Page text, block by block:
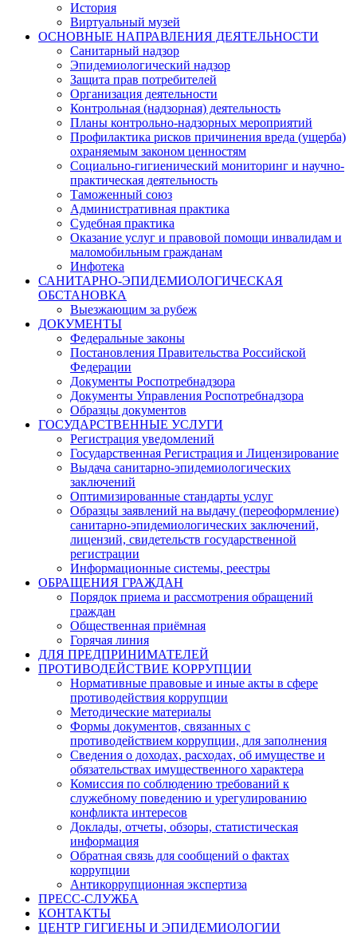
История
Виртуальный музей
ОСНОВНЫЕ НАПРАВЛЕНИЯ ДЕЯТЕЛЬНОСТИ
Санитарный надзор
Эпидемиологический надзор
Защита прав потребителей
Организация деятельности
Контрольная (надзорная) деятельность
Планы контрольно-надзорных мероприятий
Профилактика рисков причинения вреда (ущерба)
охраняемым законом ценностям
Социально-гигиенический мониторинг и научно-
практическая деятельность
Таможенный союз
Административная практика
Судебная практика
Оказание услуг и правовой помощи инвалидам и
маломобильным гражданам
Инфотека
САНИТАРНО-ЭПИДЕМИОЛОГИЧЕСКАЯ
ОБСТАНОВКА
Выезжающим за рубеж
ДОКУМЕНТЫ
Федеральные законы
Постановления Правительства Российской
Федерации
Документы Роспотребнадзора
Документы Управления Роспотребнадзора
Образцы документов
ГОСУДАРСТВЕННЫЕ УСЛУГИ
Регистрация уведомлений
Государственная Регистрация и Лицензирование
Выдача санитарно-эпидемиологических
заключений
Оптимизированные стандарты услуг
Образцы заявлений на выдачу (переоформление)
санитарно-эпидемиологических заключений,
лицензий, свидетельств государственной
регистрации
Информационные системы, реестры
ОБРАЩЕНИЯ ГРАЖДАН
Порядок приема и рассмотрения обращений
граждан
Общественная приёмная
Горячая линия
ДЛЯ ПРЕДПРИНИМАТЕЛЕЙ
ПРОТИВОДЕЙСТВИЕ КОРРУПЦИИ
Нормативные правовые и иные акты в сфере
противодействия коррупции
Методические материалы
Формы документов, связанных с
противодействием коррупции, для заполнения
Сведения о доходах, расходах, об имуществе и
обязательствах имущественного характера
Комиссия по соблюдению требований к
служебному поведению и урегулированию
конфликта интересов
Доклады, отчеты, обзоры, статистическая
информация
Обратная связь для сообщений о фактах
коррупции
Антикоррупционная экспертиза
ПРЕСС-СЛУЖБА
КОНТАКТЫ
ЦЕНТР ГИГИЕНЫ И ЭПИДЕМИОЛОГИИ